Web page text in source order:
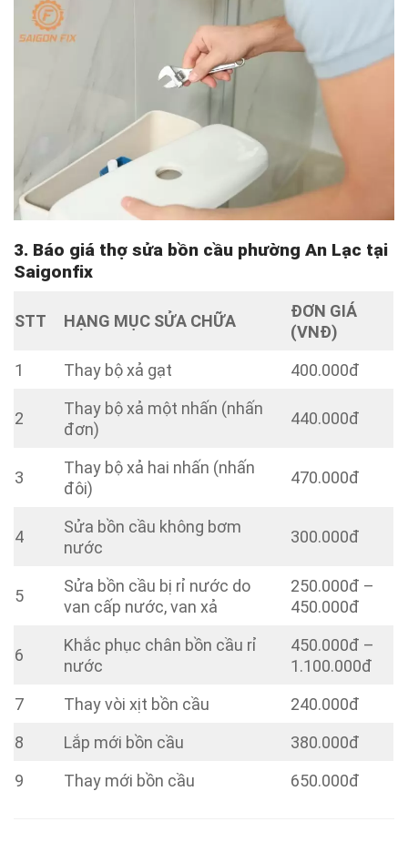
3. Báo giá thợ sửa bồn cầu phường An Lạc tại
Saigonfix
STT HẠNG MỤC SỬA CHỮA
ĐƠN GIÁ
(VNĐ)
1
Thay bộ xả gạt 400.000đ
2
Thay bộ xả một nhấn (nhấn
đơn)
440.000đ
3
Thay bộ xả hai nhấn (nhấn
đôi)
470.000đ
4
Sửa bồn cầu không bơm
nước
300.000đ
5
Sửa bồn cầu bị rỉ nước do
van cấp nước, van xả
250.000đ –
450.000đ
6
Khắc phục chân bồn cầu rỉ
nước
450.000đ –
1.100.000đ
7
Thay vòi xịt bồn cầu
240.000đ
8
Lắp mới bồn cầu
380.000đ
9
Thay mới bồn cầu 650.000đ